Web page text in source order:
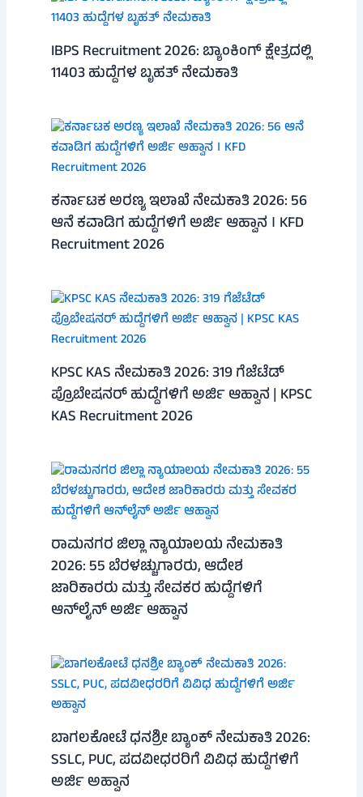
IBPS Recruitment 2026: ಬ್ಯಾಂಕಿಂಗ್ ಕ್ಷೇತ್ರದಲ್ಲಿ
11403 ಹುದ್ದೆಗಳ ಬೃಹತ್ ನೇಮಕಾತಿ
ಕರ್ನಾಟಕ ಅರಣ್ಯ ಇಲಾಖೆ ನೇಮಕಾತಿ 2026: 56
ಆನೆ ಕವಾಡಿಗ ಹುದ್ದೆಗಳಿಗೆ ಅರ್ಜಿ ಆಹ್ವಾನ । KFD
Recruitment 2026
KPSC KAS ನೇಮಕಾತಿ 2026: 319 ಗೆಜೆಟೆಡ್
ಪ್ರೊಬೇಷನರ್ ಹುದ್ದೆಗಳಿಗೆ ಅರ್ಜಿ ಆಹ್ವಾನ | KPSC
KAS Recruitment 2026
ರಾಮನಗರ ಜಿಲ್ಲಾ ನ್ಯಾಯಾಲಯ ನೇಮಕಾತಿ
2026: 55 ಬೆರಳಚ್ಚುಗಾರರು, ಆದೇಶ
ಜಾರಿಕಾರರು ಮತ್ತು ಸೇವಕರ ಹುದ್ದೆಗಳಿಗೆ
ಆನ್‌ಲೈನ್ ಅರ್ಜಿ ಆಹ್ವಾನ
ಬಾಗಲಕೋಟೆ ಧನಶ್ರೀ ಬ್ಯಾಂಕ್ ನೇಮಕಾತಿ 2026:
SSLC, PUC, ಪದವೀಧರರಿಗೆ ವಿವಿಧ ಹುದ್ದೆಗಳಿಗೆ
ಅರ್ಜಿ ಅಹ್ವಾನ